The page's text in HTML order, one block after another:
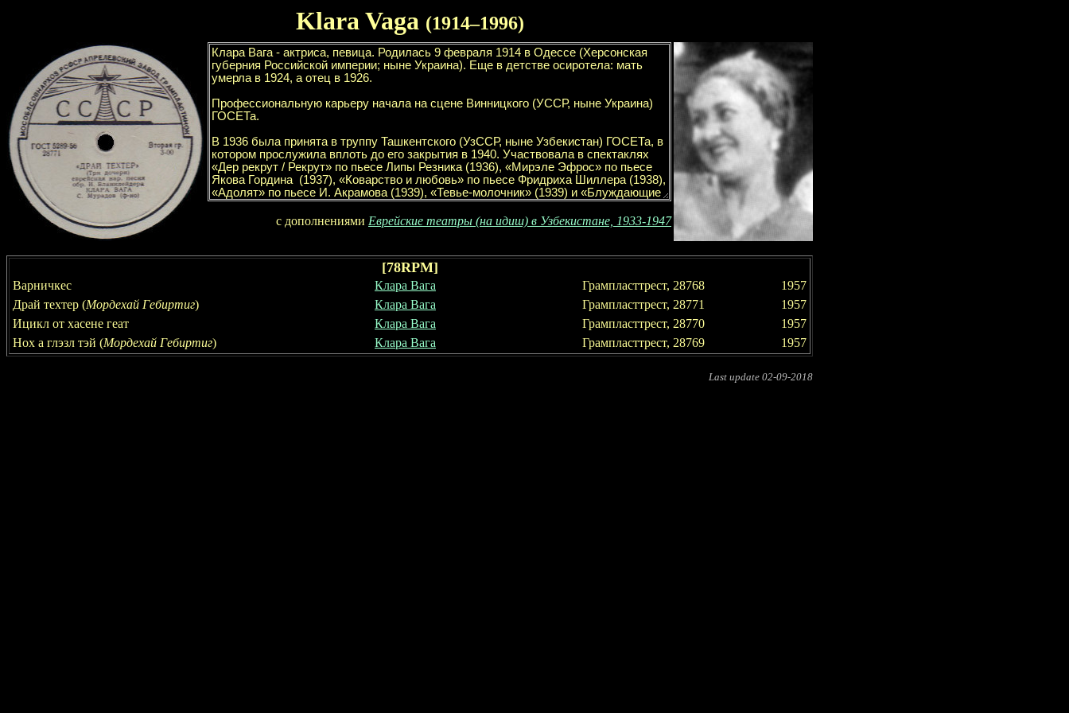
Klara Vaga (1914–1996)
с дополнениями Еврейские театры (на идиш) в Узбекистане, 1933-1947
[78RPM]
Варничкес Клара Вага Грампласттрест, 28768
1957
Драй техтер (Мордехай Гебиртиг) Клара Вага Грампласттрест, 28771
1957
Ицикл от хасене геат
Клара Вага Грампласттрест, 28770
1957
Нох а глэзл тэй (Мордехай Гебиртиг) Клара Вага Грампласттрест, 28769 1957
Last update 02-09-2018